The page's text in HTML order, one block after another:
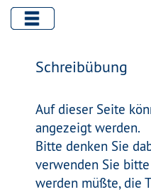
Schreibübung
Auf dieser Seite
angezeigt werden.
Bitte denken Sie
verwenden Sie
werden müßte, die